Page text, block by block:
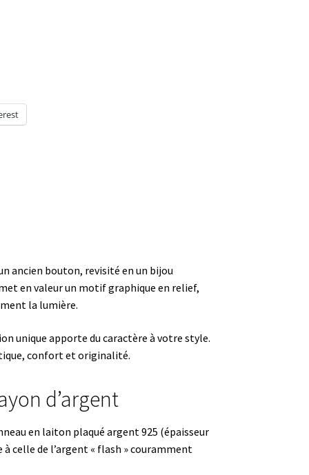
ancien bouton, revisité en un bijou
en valeur un motif graphique en relief,
la lumière.
unique apporte du caractère à votre style.
confort et originalité.
d’argent
en laiton plaqué argent 925 (épaisseur
celle de l’argent « flash » couramment